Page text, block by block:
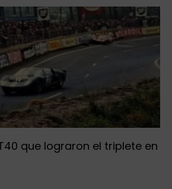
que lograron el triplete en